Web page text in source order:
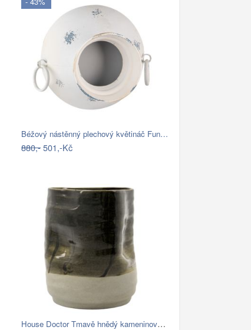
Béžový nástěnný plechový květináč Fun…
880,-501,-Kč
House Doctor Tmavě hnědý kameninový…